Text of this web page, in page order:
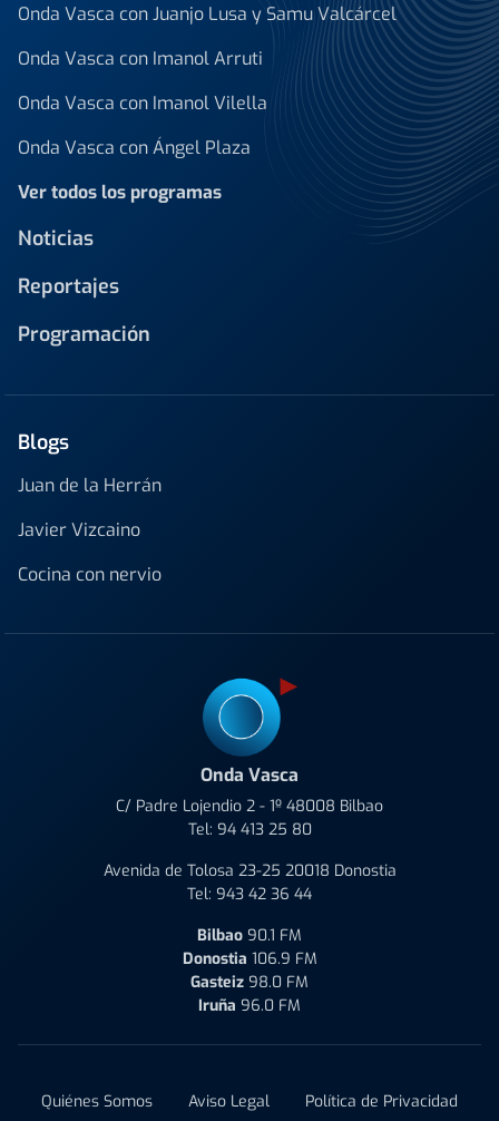
Onda Vasca con Juanjo Lusa y Samu Valcárcel
Onda Vasca con Imanol Arruti
Onda Vasca con Imanol Vilella
Onda Vasca con Ángel Plaza
Ver todos los programas
Noticias
Reportajes
Programación
Blogs
Juan de la Herrán
Javier Vizcaino
Cocina con nervio
Onda Vasca
C/ Padre Lojendio 2 - 1º 48008 Bilbao
Tel: 94 413 25 80
Avenida de Tolosa 23-25 20018 Donostia
Tel: 943 42 36 44
Bilbao 90.1 FM
Donostia 106.9 FM
Gasteiz 98.0 FM
Iruña 96.0 FM
Quiénes Somos Aviso Legal
Política de Privacidad